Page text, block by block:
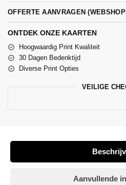
OFFERTE AANVRAGEN
ONTDEK ONZE KAARTEN
Hoogwaardig Print Kwaliteit
30 Dagen Bedenktijd
Diverse Print Opties
VEILIGE
Aanvullende